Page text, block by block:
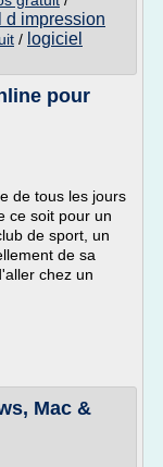
d impression
/ logiciel
pour
de tous les jours
ce soit pour un
de sport, un
de sa
chez un
Mac &